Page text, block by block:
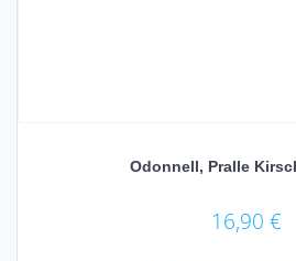
Odonnell, Pralle
16,90 €